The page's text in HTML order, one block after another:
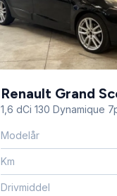
Renault Grand
1,6 dCi 130 Dynamique
Modelår
Km
Drivmiddel